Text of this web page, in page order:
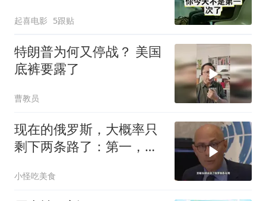
你是不是疯了？
起喜电影 5跟贴
特朗普为何又停战？ 美国
底裤要露了
曹教员
现在的俄罗斯，大概率只
剩下两条路了：第一，把
小怪吃美食